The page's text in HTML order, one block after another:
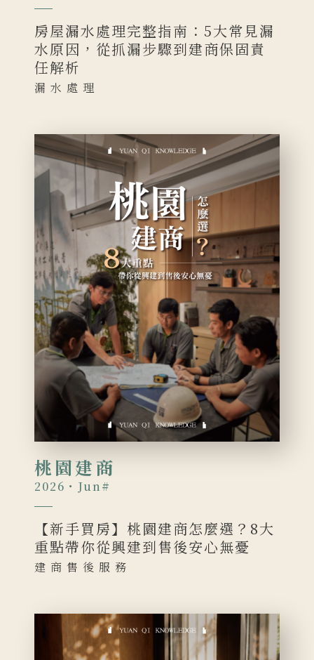
房屋漏水處理完整指南：5大常見漏
水原因，從抓漏步驟到建商保固責
任解析
漏水處理
桃園建商
2026・Jun #
【新手買房】桃園建商怎麼選？8大
重點帶你從興建到售後安心無憂
建商售後服務